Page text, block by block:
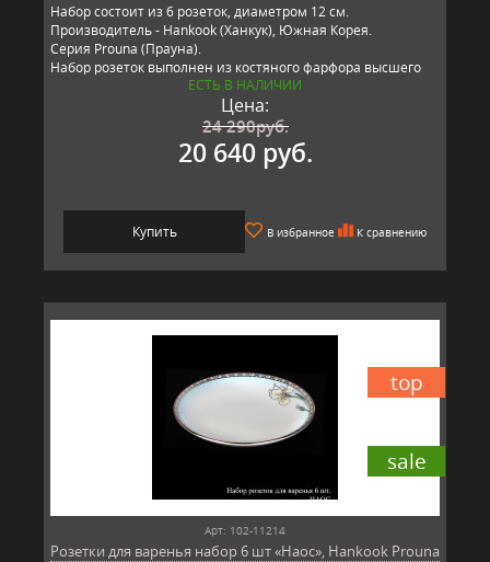
Набор состоит из 6 розеток, диаметром 12 см.
Производитель - Hankook (Ханкук), Южная Корея.
Серия Prouna (Прауна).
Набор розеток выполнен из костяного фарфора высшего
ЕСТЬ В НАЛИЧИИ
Цена:
24 290руб.
20 640 руб.
Купить В избранное К сравнению
sale
top
Арт: 102-11214
Розетки для варенья набор 6 шт «Наос», Hankook Prouna